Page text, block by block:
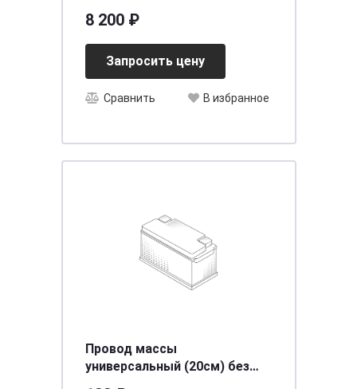
8 200 ₽
Запросить цену
Сравнить В избранное
Провод массы
универсальный (20см) без